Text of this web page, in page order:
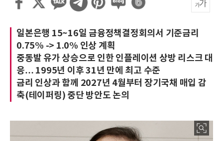
일본은행 15~16일 금융정책결정회의서 기준금리
0.75% -> 1.0% 인상 계획
중동발 유가 상승으로 인한 인플레이션 상방 리스크 대
응… 1995년 이후 31년 만에 최고 수준
금리 인상과 함께 2027년 4월부터 장기국채 매입 감
축(테이퍼링) 중단 방안도 논의